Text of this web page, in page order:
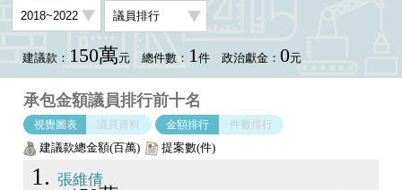
建議款： 150萬元 總件數： 1件 政治獻金： 0元
承包金額議員排行前十名
視覺圖表 議員資料 金額排行 件數排行
建議款總金額(百萬) 提案數(件)
1 張維倩